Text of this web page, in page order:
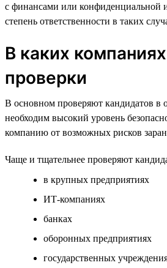
с финансами или конфиденциальной
степень ответственности в таких
В каких
проверки
В основном проверяют кандидатов в
необходим высокий уровень
компанию от возможных рисков
Чаще и тщательнее проверяют
в крупных предприятиях
ИТ-компаниях
банках
оборонных предприятиях
государственных